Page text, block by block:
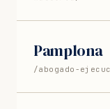
Pamplona
/abogado-